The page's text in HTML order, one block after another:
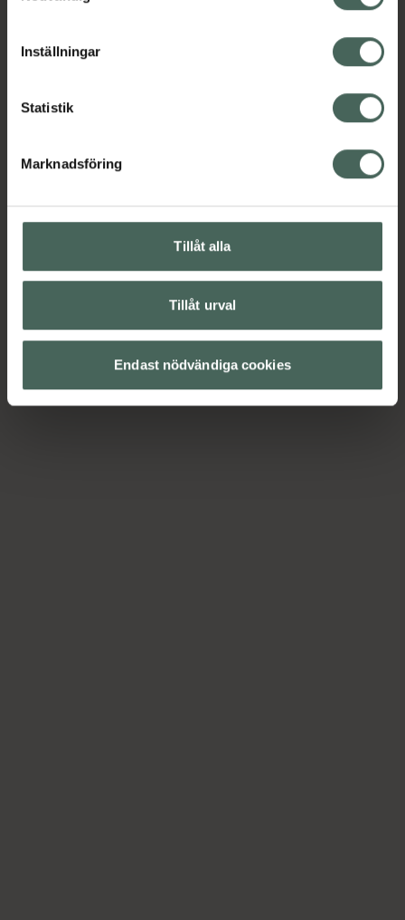
cookieinställningar. Ett återkallat samtycke påverkar inte
lagligheten av behandling som skett innan återkallelsen.
Inställningar
Statistik
Marknadsföring
Tillåt alla
Tillåt urval
Endast nödvändiga cookies